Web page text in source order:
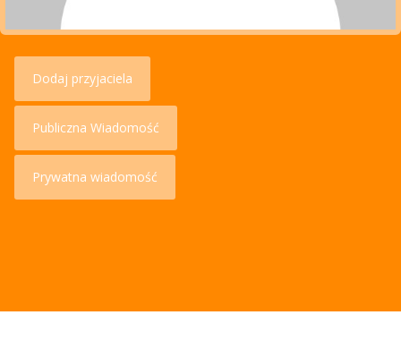
Dodaj przyjaciela
Publiczna Wiadomość
Prywatna wiadomość